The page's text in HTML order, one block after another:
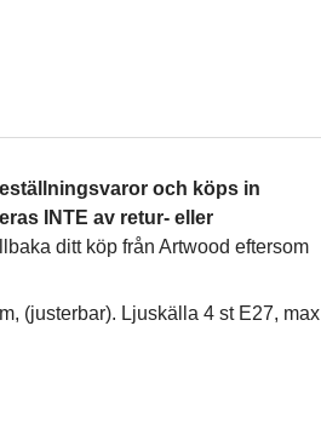
och köps in
INTE av retur- eller
ditt köp från Artwood eftersom
(justerbar). Ljuskälla 4 st E27, max